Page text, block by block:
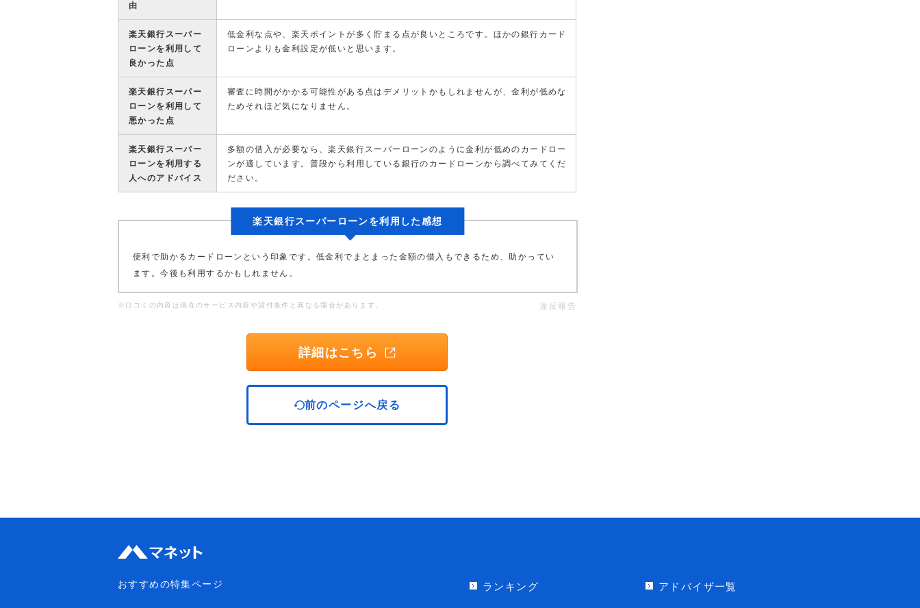
由
楽天銀行スーパー
ローンを利用して
良かった点
低金利な点や、楽天ポイントが多く貯まる点が良いところです。ほかの銀行カード
ローンよりも金利設定が低いと思います。
楽天銀行スーパー
ローンを利用して
悪かった点
審査に時間がかかる可能性がある点はデメリットかもしれませんが、金利が低めな
ためそれほど気になりません。
楽天銀行スーパー
ローンを利用する
人へのアドバイス
多額の借入が必要なら、楽天銀行スーパーローンのように金利が低めのカードロー
ンが適しています。普段から利用している銀行のカードローンから調べてみてくだ
ださい。
楽天銀行スーパーローンを利用した感想
便利で助かるカードローンという印象です。低金利でまとまった金額の借入もできるため、助かってい
ます。今後も利用するかもしれません。
※口コミの内容は現在のサービス内容や貸付条件と異なる場合があります。 違反報告
詳細はこちら
前のページへ戻る
おすすめの特集ページ ランキング アドバイザ一覧